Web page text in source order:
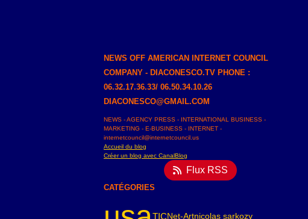
NEWS OFF AMERICAN INTERNET COUNCIL
COMPANY - DIACONESCO.TV PHONE :
06.32.17.36.33/ 06.50.34.10.26
DIACONESCO@GMAIL.COM
NEWS - AGENCY PRESS - INTERNATIONAL BUSINESS -
MARKETING - E-BUSINESS - INTERNET -
internetcouncil@internetcouncil.us
Accueil du blog
Créer un blog avec CanalBlog
Flux RSS
CATÉGORIES
TICNet-Artnicolas sarkozy